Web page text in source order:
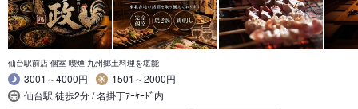
仙台駅前店 個室 喫煙 九州郷土料理を堪能
3001～4000円
1501～2000円
仙台駅 徒歩2分 / 名掛丁ｱｰｹｰﾄﾞ内